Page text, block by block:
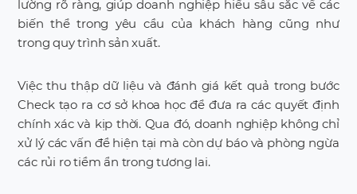
lường rõ ràng, giúp doanh nghiệp hiểu sâu sắc về các
biến thể trong yêu cầu của khách hàng cũng như
trong quy trình sản xuất.
Việc thu thập dữ liệu và đánh giá kết quả trong bước
Check tạo ra cơ sở khoa học để đưa ra các quyết định
chính xác và kịp thời. Qua đó, doanh nghiệp không chỉ
xử lý các vấn đề hiện tại mà còn dự báo và phòng ngừa
các rủi ro tiềm ẩn trong tương lai.